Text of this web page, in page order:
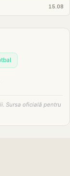
15.08
Sursa oficială pentru